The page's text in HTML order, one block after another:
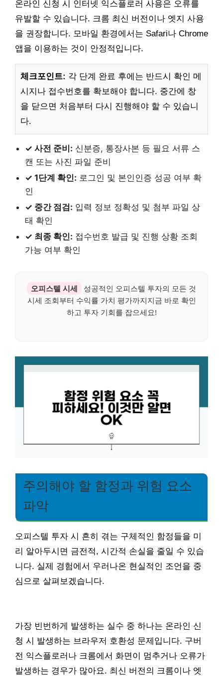
온라인 신청 시 인터넷 익스플로러 사용은 오류를
유발할 수 있습니다. 크롬 최신 버전이나 엣지 사용
을 권장합니다. 모바일 환경에서는 Safari나 Chrome
앱을 이용하는 것이 안정적입니다.
체크포인트: 각 단계 완료 후에는 반드시 확인 메
시지나 접수번호를 확보해야 합니다. 중간에 창
을 닫으면 처음부터 다시 진행해야 할 수 있습니
다.
✓ 사전 준비: 신분증, 통장사본 등 필요 서류 스
캔 또는 사진 파일 준비
✓ 1단계 확인: 로그인 및 본인인증 성공 여부 확
인
✓ 중간 점검: 입력 정보 정확성 및 첨부 파일 상
태 확인
✓ 최종 확인: 접수번호 발급 및 진행 상황 조회
가능 여부 확인
오피스텔 시세
성공적인 오피스텔 투자의 모든 것
시세 조회부터 수익률 가치 평가까지지금 바로 확인
하고 투자 기회를 잡으세요!
주의해야 할 함정과 위험 요소
파악
오피스텔 투자 시 흔히 겪는 구체적인 함정들을 미
리 알아두시면 금전적, 시간적 손실을 줄일 수 있습
니다. 실제 경험에서 우러나온 현실적인 조언을 중
심으로 살펴보겠습니다.
가장 빈번하게 발생하는 실수 중 하나는 온라인 신
청 시 발생하는 브라우저 호환성 문제입니다. 구버
전 익스플로러나 크롬에서 화면이 멈추거나 오류가
발생하는 경우가 많아요. 최신 버전의 크롬이나 엣